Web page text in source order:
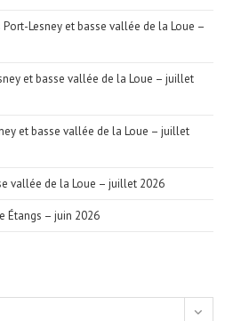
Port-Lesney et basse vallée de la Loue –
et basse vallée de la Loue – juillet
et basse vallée de la Loue – juillet
vallée de la Loue – juillet 2026
Étangs – juin 2026